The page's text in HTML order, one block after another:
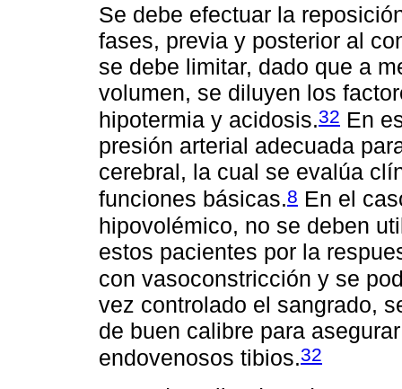
Se debe efectuar la
fases, previa y posterior al
se debe limitar, dado que a
volumen, se diluyen los
hipotermia y acidosis.32 En
presión arterial adecuada
cerebral, la cual se evalúa
funciones básicas.8 En el
hipovolémico, no se deben
estos pacientes por la
con vasoconstricción y se
vez controlado el sangrado,
de buen calibre para
endovenosos tibios.32